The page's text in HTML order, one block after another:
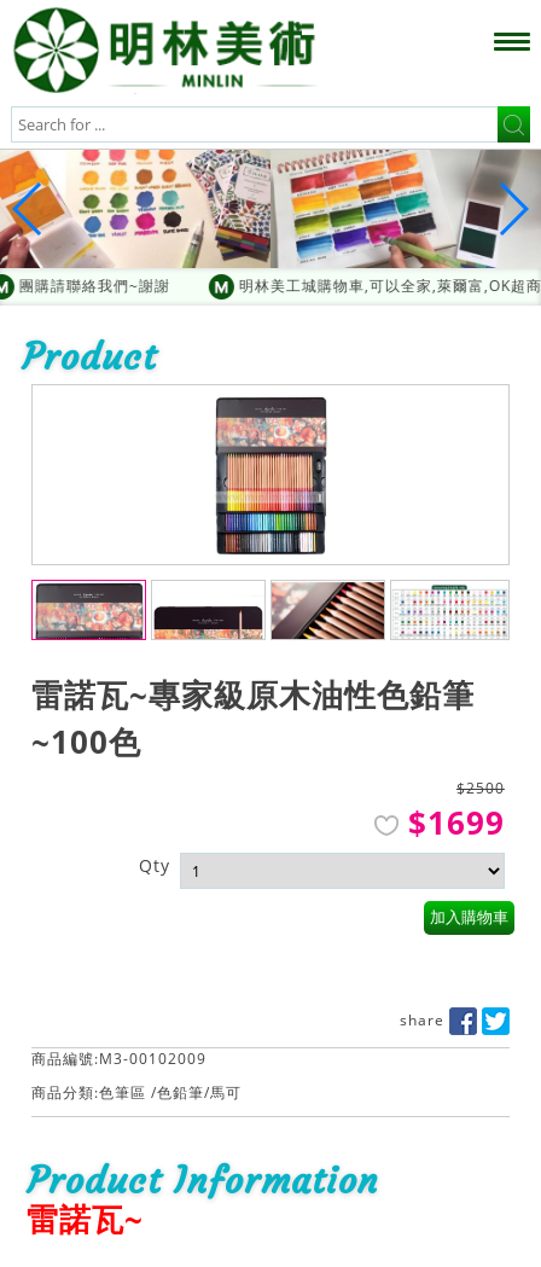
購請聯絡我們~謝謝 明林美工城購物車,可以全家,萊爾富,OK超
Product
雷諾瓦~專家級原木油性色鉛筆
~100色
$2500
$1699
Qty
加入購物車
share
商品編號:M3-00102009
商品分類:色筆區 /色鉛筆/馬可
Product Information
雷諾瓦~